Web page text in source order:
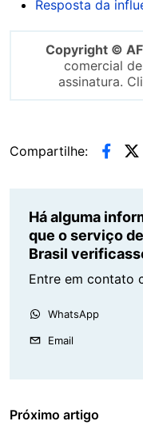
Resposta da
Copyright ©
comercial
assinatura.
Compartilhe:
Há alguma
que o serviço
Brasil
Entre em contato
WhatsApp
Email
Próximo artigo